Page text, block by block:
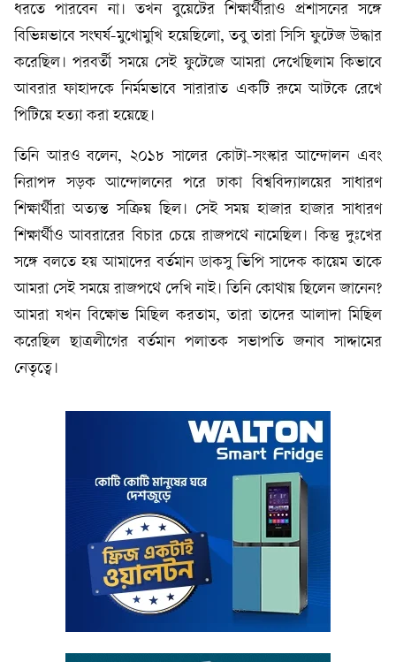
ধরতে পারবেন না। তখন বুয়েটের শিক্ষার্থীরাও প্রশাসনের সঙ্গে
বিভিন্নভাবে সংঘর্ষ-মুখোমুখি হয়েছিলো, তবু তারা সিসি ফুটেজ উদ্ধার
করেছিল। পরবর্তী সময়ে সেই ফুটেজে আমরা দেখেছিলাম কিভাবে
আবরার ফাহাদকে নির্মমভাবে সারারাত একটি রুমে আটকে রেখে
পিটিয়ে হত্যা করা হয়েছে।
তিনি আরও বলেন, ২০১৮ সালের কোটা-সংস্কার আন্দোলন এবং
নিরাপদ সড়ক আন্দোলনের পরে ঢাকা বিশ্ববিদ্যালয়ের সাধারণ
শিক্ষার্থীরা অত্যন্ত সক্রিয় ছিল। সেই সময় হাজার হাজার সাধারণ
শিক্ষার্থীও আবরারের বিচার চেয়ে রাজপথে নামেছিল। কিন্তু দুঃখের
সঙ্গে বলতে হয় আমাদের বর্তমান ডাকসু ভিপি সাদেক কায়েম তাকে
আমরা সেই সময়ে রাজপথে দেখি নাই। তিনি কোথায় ছিলেন জানেন?
আমরা যখন বিক্ষোভ মিছিল করতাম, তারা তাদের আলাদা মিছিল
করেছিল ছাত্রলীগের বর্তমান পলাতক সভাপতি জনাব সাদ্দামের
নেতৃত্বে।